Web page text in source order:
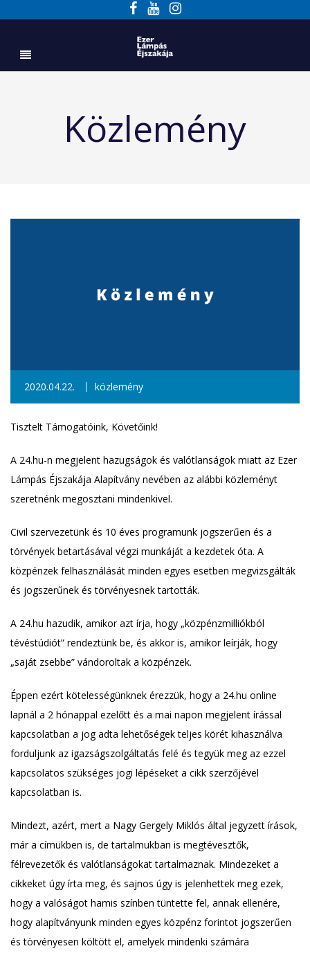
Közlemény
2020.04.22. közlemény
Tisztelt Támogatóink, Követőink!
A 24.hu-n megjelent hazugságok és valótlanságok miatt az Ezer
Lámpás Éjszakája Alapítvány nevében az alábbi közleményt
szeretnénk megosztani mindenkivel.
Civil szervezetünk és 10 éves programunk jogszerűen és a
törvények betartásával végzi munkáját a kezdetek óta. A
közpénzek felhasználását minden egyes esetben megvizsgálták
és jogszerűnek és törvényesnek tartották.
A 24.hu hazudik, amikor azt írja, hogy „közpénzmilliókból
tévéstúdiót” rendeztünk be, és akkor is, amikor leírják, hogy
„saját zsebbe” vándoroltak a közpénzek.
Éppen ezért kötelességünknek érezzük, hogy a 24.hu online
lapnál a 2 hónappal ezelőtt és a mai napon megjelent írással
kapcsolatban a jog adta lehetőségek teljes körét kihasználva
forduljunk az igazságszolgáltatás felé és tegyük meg az ezzel
kapcsolatos szükséges jogi lépéseket a cikk szerzőjével
kapcsolatban is.
Mindezt, azért, mert a Nagy Gergely Miklós által jegyzett írások,
már a címükben is, de tartalmukban is megtévesztők,
félrevezetők és valótlanságokat tartalmaznak. Mindezeket a
cikkeket úgy írta meg, és sajnos úgy is jelenhettek meg ezek,
hogy a valóságot hamis színben tüntette fel, annak ellenére,
hogy alapítványunk minden egyes közpénz forintot jogszerűen
és törvényesen költött el, amelyek mindenki számára